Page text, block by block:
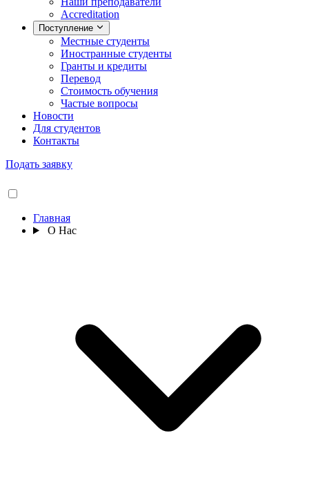
Accreditation
Поступление
Местные студенты
Иностранные студенты
Гранты и кредиты
Перевод
Стоимость обучения
Частые вопросы
Новости
Для студентов
Контакты
Подать заявку
Главная
О Нас